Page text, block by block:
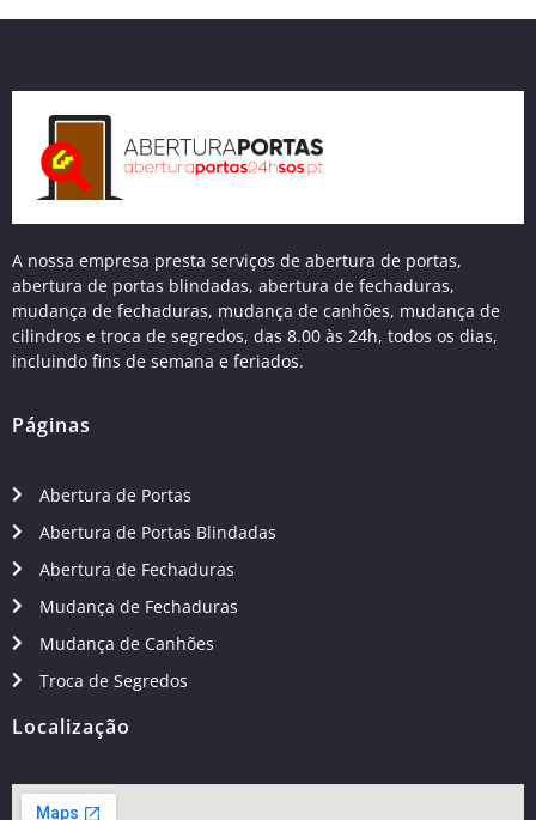
A nossa empresa presta serviços de abertura de portas,
abertura de portas blindadas, abertura de fechaduras,
mudança de fechaduras, mudança de canhões, mudança de
cilindros e troca de segredos, das 8.00 às 24h, todos os dias,
incluindo fins de semana e feriados.
Páginas
Abertura de Portas
Abertura de Portas Blindadas
Abertura de Fechaduras
Mudança de Fechaduras
Mudança de Canhões
Troca de Segredos
Localização